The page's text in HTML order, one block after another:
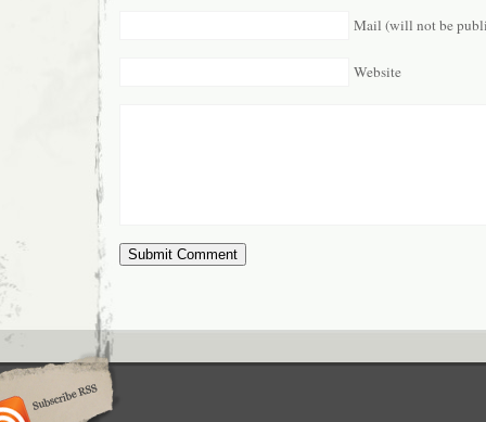
Mail (will not be
Website